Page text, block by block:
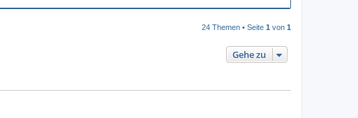
24 Themen • Seite 1 von 1
Gehe zu